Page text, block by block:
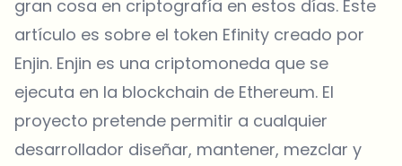
gran cosa en criptografía en estos días. Este
artículo es sobre el token Efinity creado por
Enjin. Enjin es una criptomoneda que se
ejecuta en la blockchain de Ethereum. El
proyecto pretende permitir a cualquier
desarrollador diseñar, mantener, mezclar y